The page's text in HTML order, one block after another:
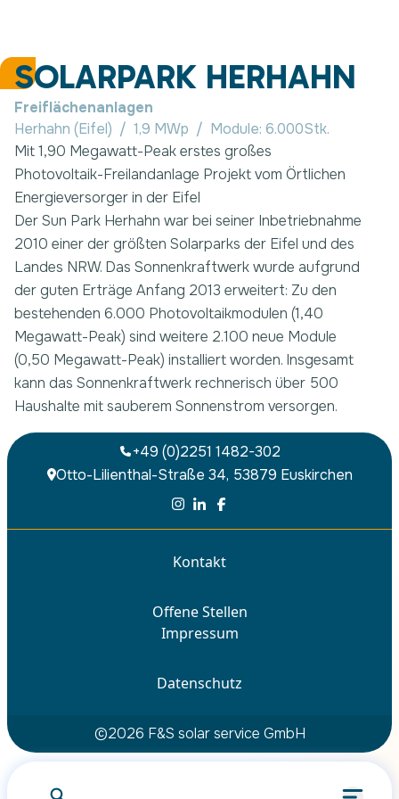
Nach was suchen Sie?
SOLARPARK HERHAHN
Freiflächenanlagen
Herhahn (Eifel) / 1,9 MWp / Module: 6.000Stk.
Mit 1,90 Megawatt-Peak erstes großes
Photovoltaik-Freilandanlage Projekt vom Örtlichen
Energieversorger in der Eifel
Der Sun Park Herhahn war bei seiner Inbetriebnahme
2010 einer der größten Solarparks der Eifel und des
Landes NRW. Das Sonnenkraftwerk wurde aufgrund
der guten Erträge Anfang 2013 erweitert: Zu den
bestehenden 6.000 Photovoltaikmodulen (1,40
Megawatt-Peak) sind weitere 2.100 neue Module
(0,50 Megawatt-Peak) installiert worden. Insgesamt
kann das Sonnenkraftwerk rechnerisch über 500
Haushalte mit sauberem Sonnenstrom versorgen.
+49 (0)2251 1482-302
Otto-Lilienthal-Straße 34, 53879 Euskirchen
Kontakt
Offene Stellen
Impressum
Datenschutz
©2026 F&S solar service GmbH